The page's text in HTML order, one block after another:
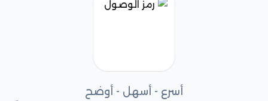
أسرع - أسهل - أوضح